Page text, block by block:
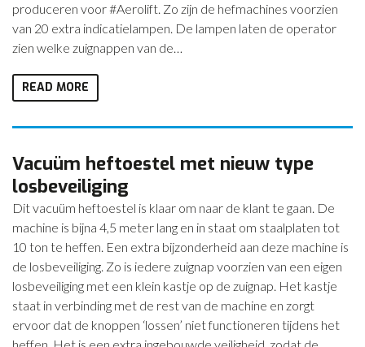
produceren voor #Aerolift. Zo zijn de hefmachines voorzien
van 20 extra indicatielampen. De lampen laten de operator
zien welke zuignappen van de…
READ MORE
Vacuüm heftoestel met nieuw type
losbeveiliging
Dit vacuüm heftoestel is klaar om naar de klant te gaan. De
machine is bijna 4,5 meter lang en in staat om staalplaten tot
10 ton te heffen. Een extra bijzonderheid aan deze machine is
de losbeveiliging. Zo is iedere zuignap voorzien van een eigen
losbeveiliging met een klein kastje op de zuignap. Het kastje
staat in verbinding met de rest van de machine en zorgt
ervoor dat de knoppen ‘lossen’ niet functioneren tijdens het